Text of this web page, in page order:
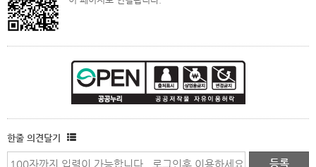
한줄 의견달기